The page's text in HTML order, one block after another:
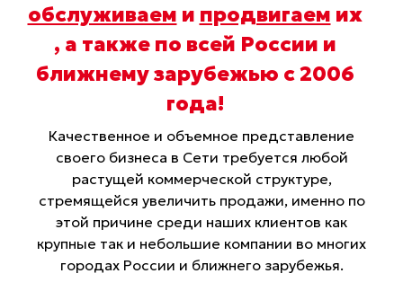
обслуживаем и продвигаем их
, а также по всей России и
ближнему зарубежью с 2006
года!
Качественное и объемное представление
своего бизнеса в Сети требуется любой
растущей коммерческой структуре,
стремящейся увеличить продажи, именно по
этой причине среди наших клиентов как
крупные так и небольшие компании во многих
городах России и ближнего зарубежья.